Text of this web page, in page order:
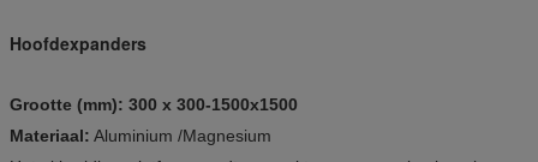
Hoofdexpanders
Grootte (mm): 300 x 300-1500x1500
Materiaal: Aluminium /Magnesium